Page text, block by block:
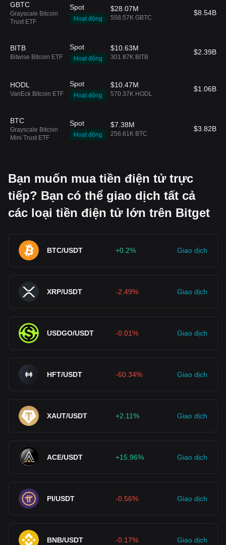
GBTC
Grayscale Bitcoin
Trust ETF
Spot
Hoạt động
$28.07M
558.57K GBTC
$8.54B
BITB
Bitwise Bitcoin ETF
Spot
Hoạt động
$10.63M
301.87K BITB
$2.39B
HODL
VanEck Bitcoin ETF
Spot
Hoạt động
$10.47M
570.37K HODL
$1.06B
BTC
Grayscale Bitcoin
Mini Trust ETF
Spot
Hoạt động
$7.38M
256.61K BTC
$3.82B
Bạn muốn mua tiền điện tử trực
tiếp? Bạn có thể giao dịch tất cả
các loại tiền điện tử lớn trên Bitget
BTC/USDT +0.2% Giao dịch
XRP/USDT -2.49% Giao dịch
USDGO/USDT -0.01% Giao dịch
HFT/USDT -60.34% Giao dịch
XAUT/USDT +2.11% Giao dịch
ACE/USDT +15.96% Giao dịch
PI/USDT -0.56% Giao dịch
BNB/USDT -0.17% Giao dịch